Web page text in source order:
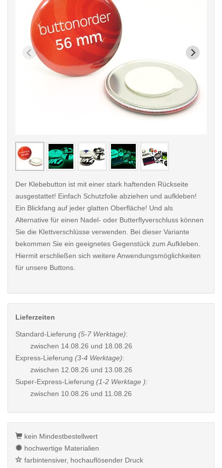
< /picture>
Der Klebebutton ist mit einer stark haftenden Rückseite
ausgestattet! Einfach Schutzfolie abziehen und aufkleben!
Ein Blickfang auf jeder glatten Oberfläche! Und als
Alternative für einen Nadel- oder Butterflyverschluss können
Sie die Klettverschlüsse verwenden. Bei dieser Variante
bekommen Sie ein geeignetes Gegenstück zum Aufkleben.
Hiermit erschließen sich weitere Anwendungsmöglichkeiten
für unsere Buttons.
Lieferzeiten
Standard-Lieferung (5-7 Werktage):
zwischen 14.08.26 und 18.08.26
Express-Lieferung (3-4 Werktage):
zwischen 12.08.26 und 13.08.26
Super-Express-Lieferung (1-2 Werktage ):
zwischen 10.08.26 und 11.08.26
kein Mindestbestellwert
hochwertige Materialien
farbintensiver, hochauflösender Druck